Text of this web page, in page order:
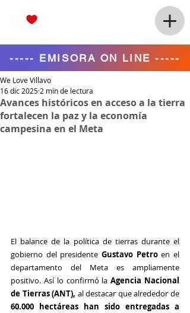
----- EMISORA ON LINE -----
Avances históricos en acceso a la tierra
fortalecen la paz y la economía
campesina en el Meta
We Love Villavo
16 dic 2025 2 min de lectura
El balance de la política de tierras durante el
gobierno del presidente Gustavo Petro en el
departamento del Meta es ampliamente
positivo. Así lo confirmó la Agencia Nacional
de Tierras (ANT),
60.000 hectáreas han sido entregadas a